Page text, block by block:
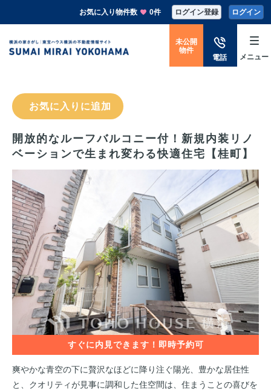
お気に入り物件数 0件 ログイン登録 ログイン
電話
未公開
物件
メニュー
お気に入りに追加
開放的なルーフバルコニー付！新規内装リノ
ベーションで生まれ変わる快適住宅【桂町】
爽やかな青空の下に贅沢なほどに降り注ぐ陽光、豊かな居住性
と、クオリティが見事に調和した住空間は、住まうことの喜びを